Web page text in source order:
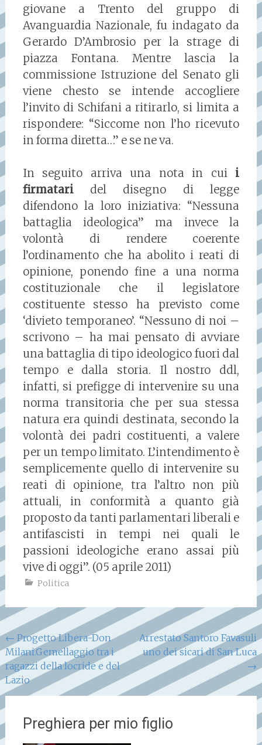
giovane a Trento del gruppo di
Avanguardia Nazionale, fu indagato da
Gerardo D’Ambrosio per la strage di
piazza Fontana. Mentre lascia la
commissione Istruzione del Senato gli
viene chesto se intende accogliere
l’invito di Schifani a ritirarlo, si limita a
rispondere: “Siccome non l’ho ricevuto
in forma diretta…” e se ne va.
In seguito arriva una nota in cui i
firmataridel disegno di legge
difendono la loro iniziativa: “Nessuna
battaglia ideologica” ma invece la
volontà di rendere coerente
l’ordinamento che ha abolito i reati di
opinione, ponendo fine a una norma
costituzionale che il legislatore
costituente stesso ha previsto come
‘divieto temporaneo’. “Nessuno di noi –
scrivono – ha mai pensato di avviare
una battaglia di tipo ideologico fuori dal
tempo e dalla storia. Il nostro ddl,
infatti, si prefigge di intervenire su una
norma transitoria che per sua stessa
natura era quindi destinata, secondo la
volontà dei padri costituenti, a valere
per un tempo limitato. L’intendimento è
semplicemente quello di intervenire su
reati di opinione, tra l’altro non più
attuali, in conformità a quanto già
proposto da tanti parlamentari liberali e
antifascisti in tempi nei quali le
passioni ideologiche erano assai più
vive di oggi”. (05 aprile 2011)
Politica
Navigazione
articoli
← Progetto Libera-Don
Milani.Gemellaggio tra i
ragazzi della locride e del
Lazio
Arrestato Santoro Favasuli
uno dei sicari di San Luca
→
Preghiera per mio figlio